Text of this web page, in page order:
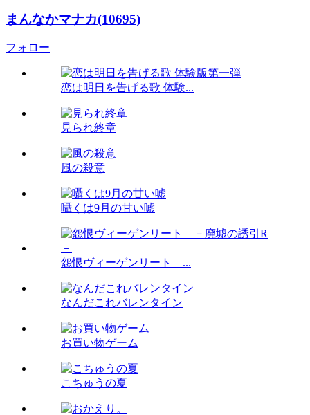
まんなかマナカ(10695)
フォロー
恋は明日を告げる歌 体験...
見られ終章
風の殺意
囁くは9月の甘い嘘
怨恨ヴィーゲンリート ...
なんだこれバレンタイン
お買い物ゲーム
こちゅうの夏